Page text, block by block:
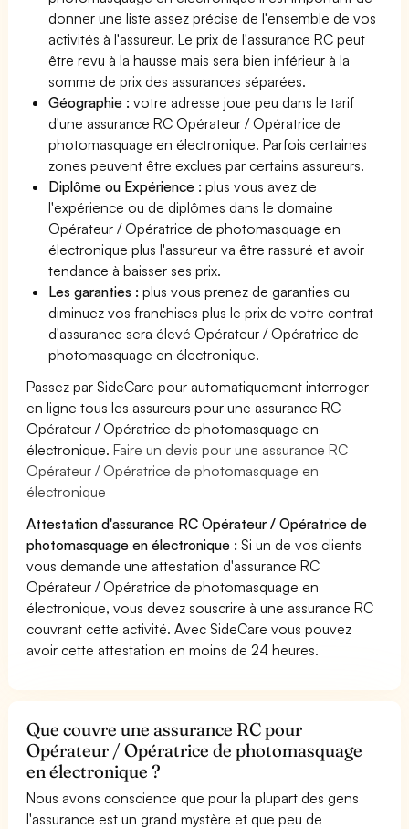
donner une liste assez précise de l'ensemble de vos
activités à l'assureur. Le prix de l'assurance RC peut
être revu à la hausse mais sera bien inférieur à la
somme de prix des assurances séparées.
Géographie :votre adresse joue peu dans le tarif
d'une assurance RC Opérateur / Opératrice de
photomasquage en électronique. Parfois certaines
zones peuvent être exclues par certains assureurs.
Diplôme ou Expérience :plus vous avez de
l'expérience ou de diplômes dans le domaine
Opérateur / Opératrice de photomasquage en
électronique plus l'assureur va être rassuré et avoir
tendance à baisser ses prix.
Les garanties :plus vous prenez de garanties ou
diminuez vos franchises plus le prix de votre contrat
d'assurance sera élevé Opérateur / Opératrice de
photomasquage en électronique.
Passez par SideCare pour automatiquement interroger
en ligne tous les assureurs pour une assurance RC
Opérateur / Opératrice de photomasquage en
électronique.Faire un devis pour une assurance RC
Opérateur / Opératrice de photomasquage en
électronique
Attestation d'assurance RC Opérateur / Opératrice de
photomasquage en électronique : Si un de vos clients
vous demande une attestation d'assurance RC
Opérateur / Opératrice de photomasquage en
électronique, vous devez souscrire à une assurance RC
couvrant cette activité. Avec SideCare vous pouvez
avoir cette attestation en moins de 24 heures.
Que couvre une assurance RC pour
Opérateur / Opératrice de photomasquage
en électronique ?
Nous avons conscience que pour la plupart des gens
l'assurance est un grand mystère et que peu de